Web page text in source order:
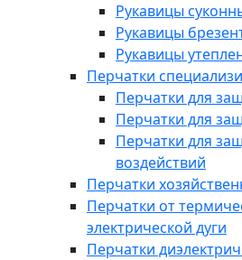
Рукавицы
Рукавицы
Рукавицы
Перчатки
Перчатки для
Перчатки для
Перчатки для
воздействий
Перчатки
Перчатки от
электрической дуги
Перчатки